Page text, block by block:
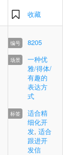
收藏
8205
一种优
雅/得体/
有趣的
表达方
式
适合精
细化开
发, 适合
跟进开
发信